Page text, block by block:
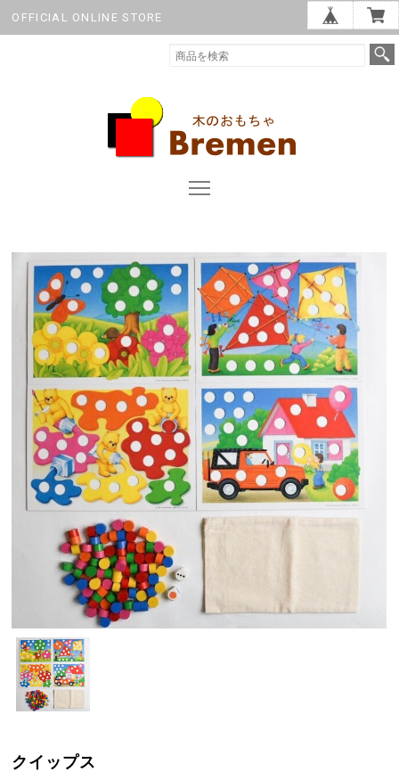
OFFICIAL ONLINE STORE
クイップス